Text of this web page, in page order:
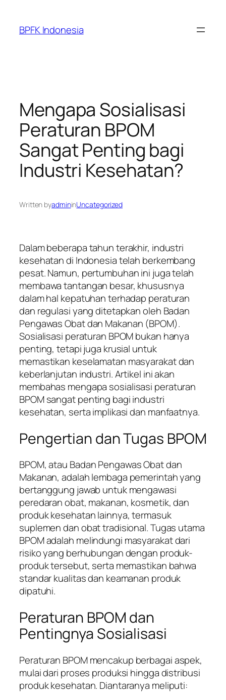
content
BPFK Indonesia
Mengapa Sosialisasi
Peraturan BPOM
Sangat Penting bagi
Industri Kesehatan?
Written byadmininUncategorized
Dalam beberapa tahun terakhir, industri
kesehatan di Indonesia telah berkembang
pesat. Namun, pertumbuhan ini juga telah
membawa tantangan besar, khususnya
dalam hal kepatuhan terhadap peraturan
dan regulasi yang ditetapkan oleh Badan
Pengawas Obat dan Makanan (BPOM).
Sosialisasi peraturan BPOM bukan hanya
penting, tetapi juga krusial untuk
memastikan keselamatan masyarakat dan
keberlanjutan industri. Artikel ini akan
membahas mengapa sosialisasi peraturan
BPOM sangat penting bagi industri
kesehatan, serta implikasi dan manfaatnya.
Pengertian dan Tugas BPOM
BPOM, atau Badan Pengawas Obat dan
Makanan, adalah lembaga pemerintah yang
bertanggung jawab untuk mengawasi
peredaran obat, makanan, kosmetik, dan
produk kesehatan lainnya, termasuk
suplemen dan obat tradisional. Tugas utama
BPOM adalah melindungi masyarakat dari
risiko yang berhubungan dengan produk-
produk tersebut, serta memastikan bahwa
standar kualitas dan keamanan produk
dipatuhi.
Peraturan BPOM dan
Pentingnya Sosialisasi
Peraturan BPOM mencakup berbagai aspek,
mulai dari proses produksi hingga distribusi
produk kesehatan. Diantaranya meliputi: